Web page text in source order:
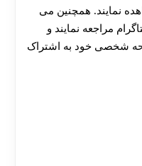
نمایند. همچنین می
مراجعه نمایند و
شخصی خود به اشتراک